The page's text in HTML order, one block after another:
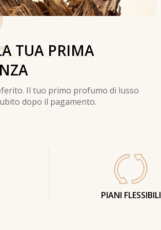
TUA PRIMA
Il tuo primo profumo di lusso
dopo il pagamento.
PIANI FLESSIBILI